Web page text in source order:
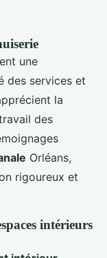
une
des services et
la
des
Orléans,
rigoureux et
intérieurs